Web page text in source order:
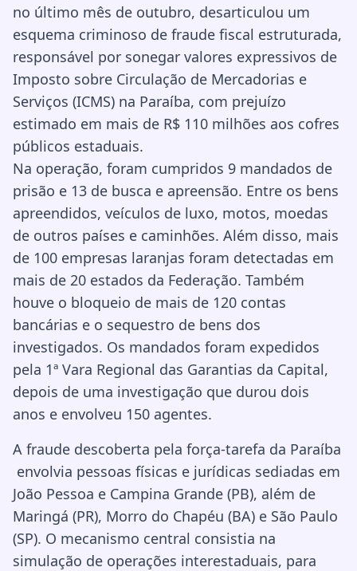
no último mês de outubro, desarticulou um
esquema criminoso de fraude fiscal estruturada,
responsável por sonegar valores expressivos de
Imposto sobre Circulação de Mercadorias e
Serviços (ICMS) na Paraíba, com prejuízo
estimado em mais de R$ 110 milhões aos cofres
públicos estaduais.
Na operação, foram cumpridos 9 mandados de
prisão e 13 de busca e apreensão. Entre os bens
apreendidos, veículos de luxo, motos, moedas
de outros países e caminhões. Além disso, mais
de 100 empresas laranjas foram detectadas em
mais de 20 estados da Federação. Também
houve o bloqueio de mais de 120 contas
bancárias e o sequestro de bens dos
investigados. Os mandados foram expedidos
pela 1ª Vara Regional das Garantias da Capital,
depois de uma investigação que durou dois
anos e envolveu 150 agentes.
A fraude descoberta pela força-tarefa da Paraíba
envolvia pessoas físicas e jurídicas sediadas em
João Pessoa e Campina Grande (PB), além de
Maringá (PR), Morro do Chapéu (BA) e São Paulo
(SP). O mecanismo central consistia na
simulação de operações interestaduais, para